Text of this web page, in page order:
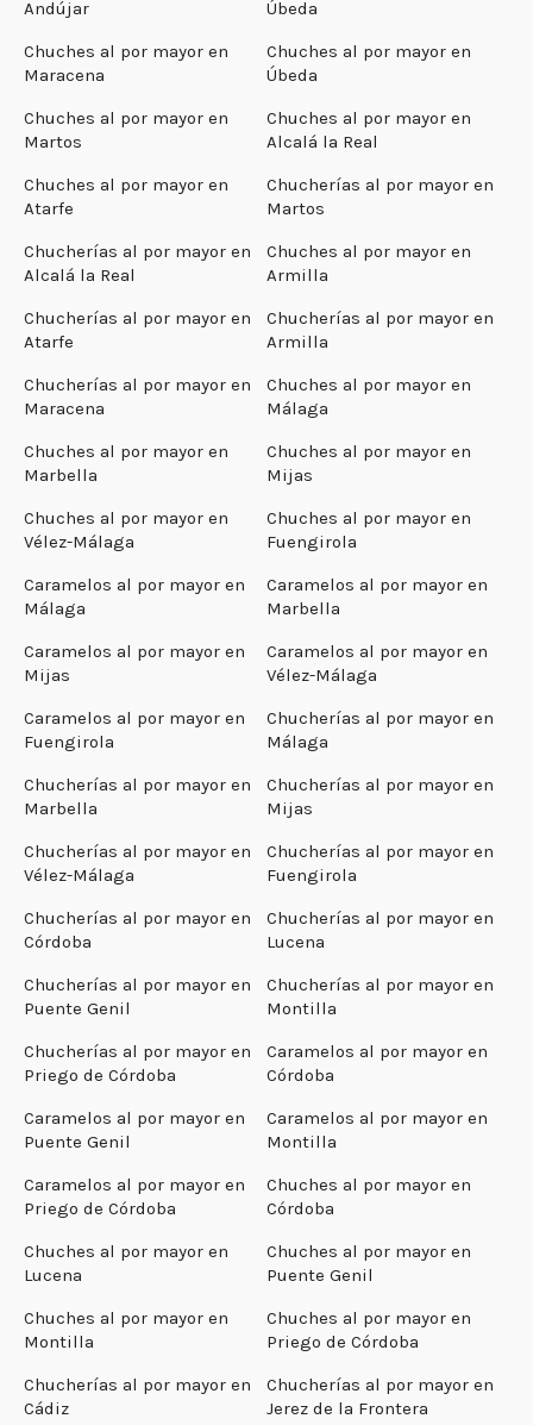
Andújar
Úbeda
Chuches al por mayor en
Maracena
Chuches al por mayor en
Úbeda
Chuches al por mayor en
Martos
Chuches al por mayor en
Alcalá la Real
Chuches al por mayor en
Atarfe
Chucherías al por mayor en
Martos
Chucherías al por mayor en
Alcalá la Real
Chuches al por mayor en
Armilla
Chucherías al por mayor en
Atarfe
Chucherías al por mayor en
Armilla
Chucherías al por mayor en
Maracena
Chuches al por mayor en
Málaga
Chuches al por mayor en
Marbella
Chuches al por mayor en
Mijas
Chuches al por mayor en
Vélez-Málaga
Chuches al por mayor en
Fuengirola
Caramelos al por mayor en
Málaga
Caramelos al por mayor en
Marbella
Caramelos al por mayor en
Mijas
Caramelos al por mayor en
Vélez-Málaga
Caramelos al por mayor en
Fuengirola
Chucherías al por mayor en
Málaga
Chucherías al por mayor en
Marbella
Chucherías al por mayor en
Mijas
Chucherías al por mayor en
Vélez-Málaga
Chucherías al por mayor en
Fuengirola
Chucherías al por mayor en
Córdoba
Chucherías al por mayor en
Lucena
Chucherías al por mayor en
Puente Genil
Chucherías al por mayor en
Montilla
Chucherías al por mayor en
Priego de Córdoba
Caramelos al por mayor en
Córdoba
Caramelos al por mayor en
Puente Genil
Caramelos al por mayor en
Montilla
Caramelos al por mayor en
Priego de Córdoba
Chuches al por mayor en
Córdoba
Chuches al por mayor en
Lucena
Chuches al por mayor en
Puente Genil
Chuches al por mayor en
Montilla
Chuches al por mayor en
Priego de Córdoba
Chucherías al por mayor en
Cádiz
Chucherías al por mayor en
Jerez de la Frontera